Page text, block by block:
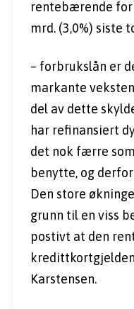
rentebærende
mrd. (3,0%) siste
– forbrukslån er
markante
del av dette
har refinansiert
det nok færre
benytte, og
Den store
grunn til en viss
postivt at den
Karstensen.